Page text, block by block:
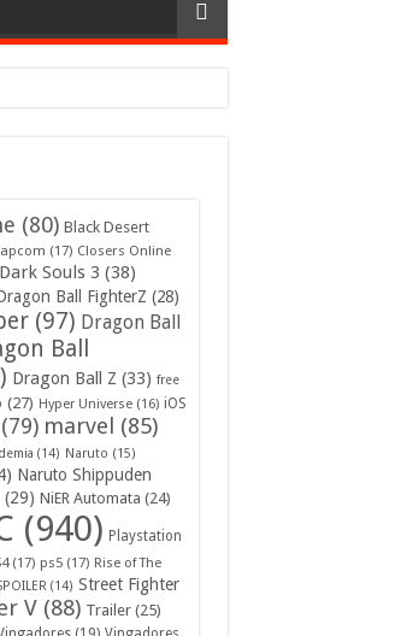
(80) Black Desert
(17) Closers Online
Dark Souls 3 (38)
Ball FighterZ (28)
(97) Dragon Ball
Ball
Dragon Ball Z (33) free
(27) Hyper Universe(16) iOS
(79) marvel (85)
(14) Naruto (15)
Naruto Shippuden
(29) NiER Automata (24)
(940) Playstation
(17) ps5(17) Rise of The
(14) Street Fighter
V(88) Trailer(25)